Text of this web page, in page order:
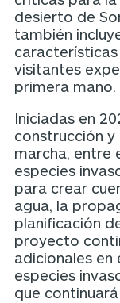
desierto de
también
visitantes
primera mano.
Iniciadas en
construcción
marcha, entre
especies
para crear
agua, la
planificación
proyecto
adicionales
especies
que